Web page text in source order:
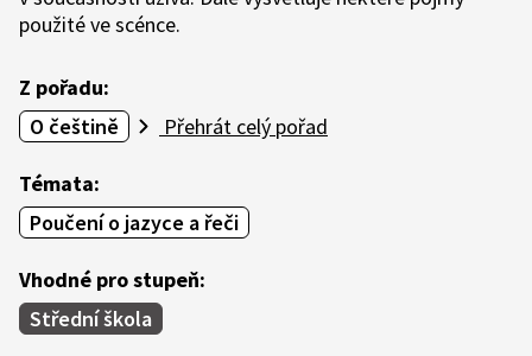
použité ve scénce.
Z pořadu:
O češtině
Přehrát celý pořad
Témata:
Poučení o jazyce a řeči
Vhodné pro stupeň:
Střední škola